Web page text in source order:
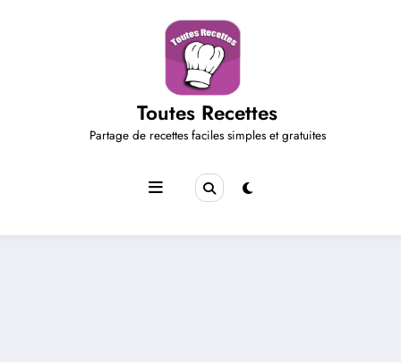
Toutes Recettes
Partage de recettes faciles simples et gratuites